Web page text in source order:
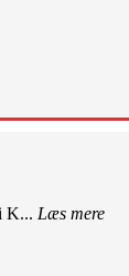
K... Læs mere